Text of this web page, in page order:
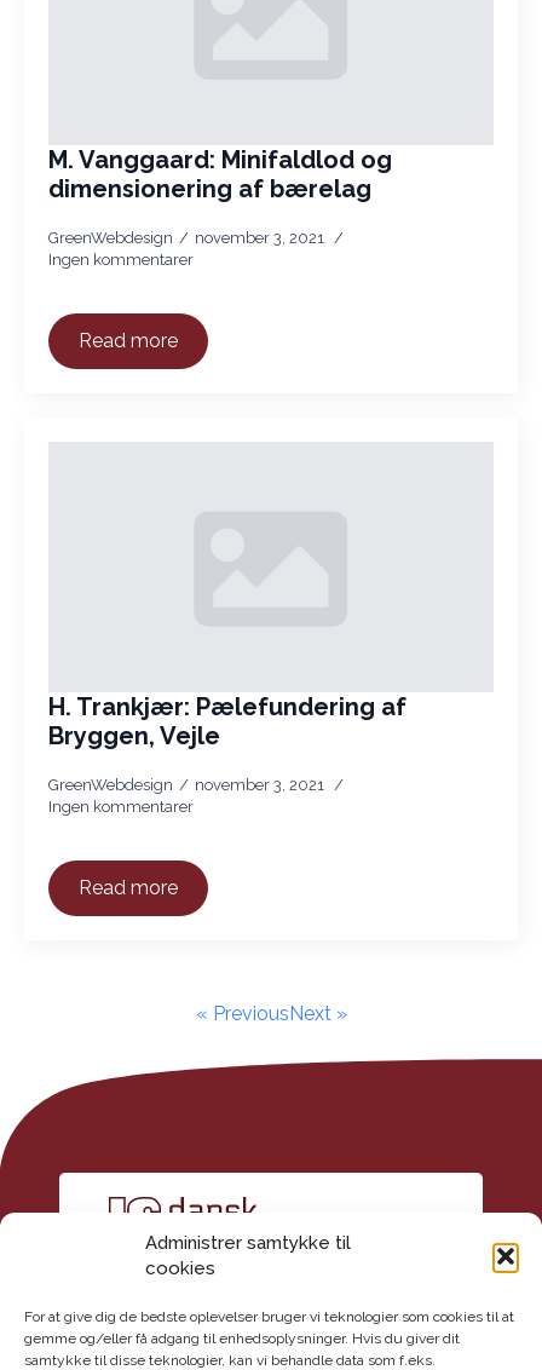
Administrer samtykke til
cookies
For at give dig de bedste oplevelser bruger vi teknologier som cookies til at
gemme og/eller få adgang til enhedsoplysninger. Hvis du giver dit
samtykke til disse teknologier, kan vi behandle data som f.eks.
M. Vanggaard: Minifaldlod og
dimensionering af bærelag
GreenWebdesign
november 3, 2021
Ingen kommentarer
Read more
H. Trankjær: Pælefundering af
Bryggen, Vejle
GreenWebdesign
november 3, 2021
Ingen kommentarer
Read more
« PreviousNext »